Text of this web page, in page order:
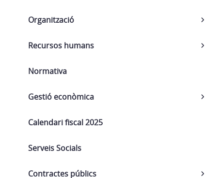
Organització
Recursos humans
Normativa
Gestió econòmica
Calendari fiscal 2025
Serveis Socials
Contractes públics